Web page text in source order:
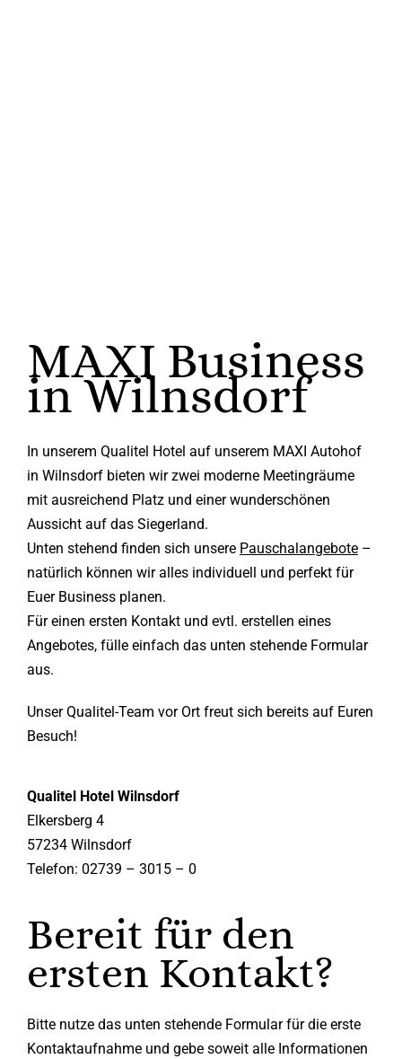
MAXI Business
in Wilnsdorf
In unserem Qualitel Hotel auf unserem MAXI Autohof
in Wilnsdorf bieten wir zwei moderne Meetingräume
mit ausreichend Platz und einer wunderschönen
Aussicht auf das Siegerland.
Unten stehend finden sich unsere Pauschalangebote–
natürlich können wir alles individuell und perfekt für
Euer Business planen.
Für einen ersten Kontakt und evtl. erstellen eines
Angebotes, fülle einfach das unten stehende Formular
aus.
Unser Qualitel-Team vor Ort freut sich bereits auf Euren
Besuch!
Qualitel Hotel Wilnsdorf
Elkersberg 4
57234 Wilnsdorf
Telefon: 02739 – 3015 – 0
Bereit für den
ersten Kontakt?
Bitte nutze das unten stehende Formular für die erste
Kontaktaufnahme und gebe soweit alle Informationen